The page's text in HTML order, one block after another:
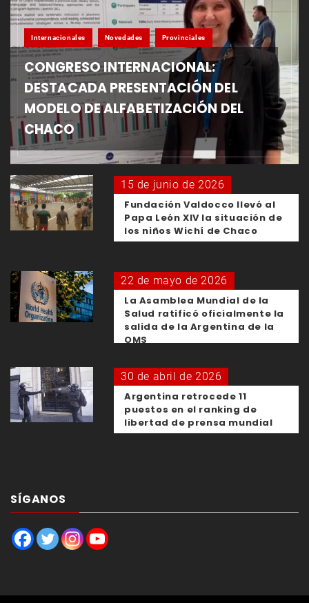
Internacionales Novedades Provinciales
CONGRESO INTERNACIONAL:
DESTACADA PRESENTACIÓN DEL
MODELO DE ALFABETIZACIÓN DEL
CHACO
15 de junio de 2026
Fundación Valdocco llevó al
Papa León XIV la situación de
los niños Wichí de Chaco
22 de mayo de 2026
La Asamblea Mundial de la
Salud ratificó oficialmente la
salida de la Argentina de la
OMS
30 de abril de 2026
Argentina retrocede 11
puestos en el ranking de
libertad de prensa mundial
SÍGANOS